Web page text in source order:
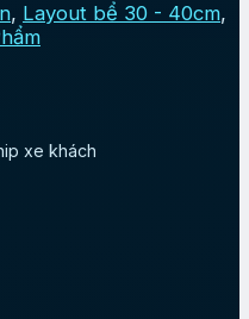
, Layout bể 30 - 40cm,
xe khách